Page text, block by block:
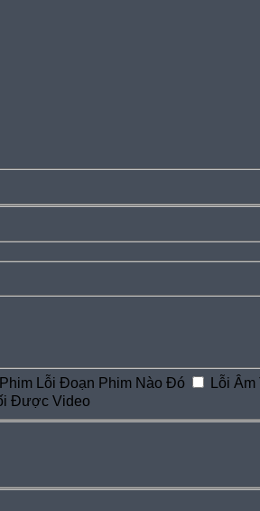
Phim Lỗi Đoạn Phim Nào Đó Lỗi
Được Video